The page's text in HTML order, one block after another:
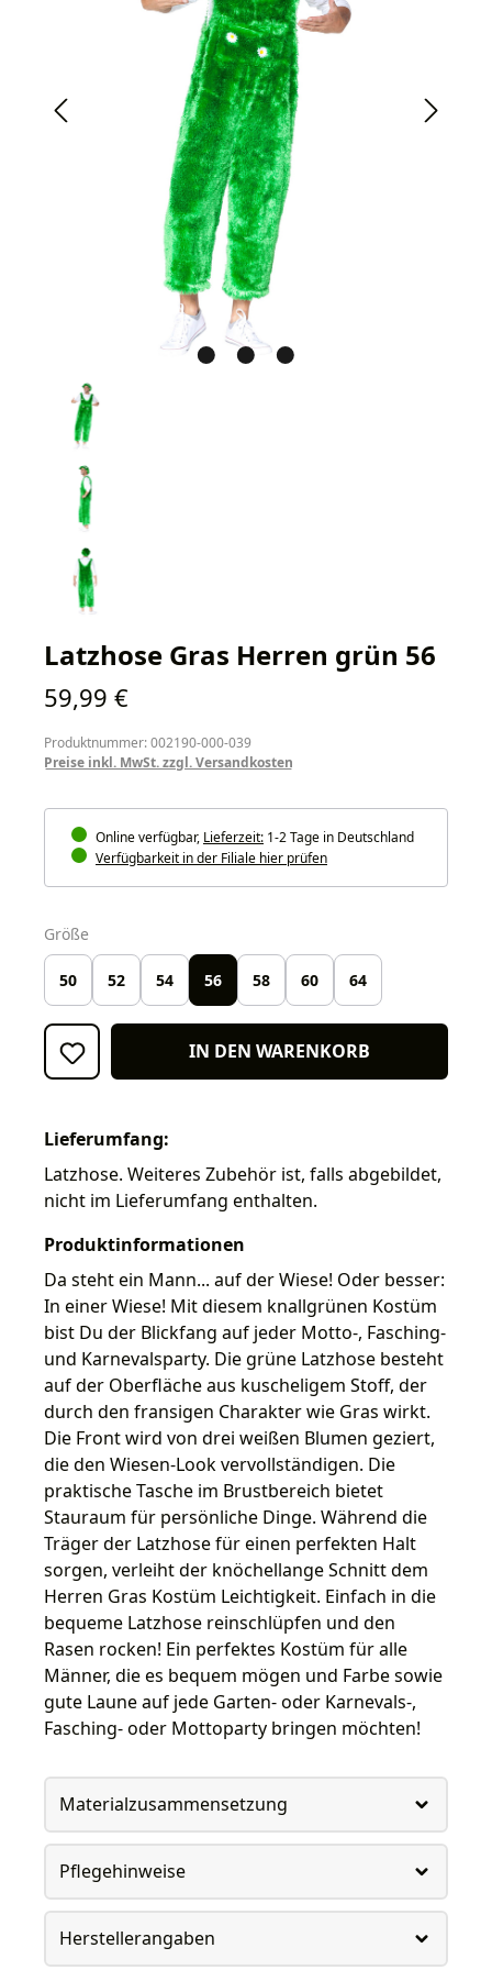
Latzhose Gras Herren grün 56
Regulärer Preis:
59,99 €
Produktnummer: 002190-000-039
Preise inkl. MwSt. zzgl. Versandkosten
Online verfügbar, Lieferzeit: 1-2 Tage in Deutschland
Verfügbarkeit in der Filiale hier prüfen
Größe
50 52 54 56 58 60 64
IN DEN WARENKORB
Lieferumfang:
Latzhose. Weiteres Zubehör ist, falls abgebildet,
nicht im Lieferumfang enthalten.
Produktinformationen
Da steht ein Mann... auf der Wiese! Oder besser:
In einer Wiese! Mit diesem knallgrünen Kostüm
bist Du der Blickfang auf jeder Motto-, Fasching-
und Karnevalsparty. Die grüne Latzhose besteht
auf der Oberfläche aus kuscheligem Stoff, der
durch den fransigen Charakter wie Gras wirkt.
Die Front wird von drei weißen Blumen geziert,
die den Wiesen-Look vervollständigen. Die
praktische Tasche im Brustbereich bietet
Stauraum für persönliche Dinge. Während die
Träger der Latzhose für einen perfekten Halt
sorgen, verleiht der knöchellange Schnitt dem
Herren Gras Kostüm Leichtigkeit. Einfach in die
bequeme Latzhose reinschlüpfen und den
Rasen rocken! Ein perfektes Kostüm für alle
Männer, die es bequem mögen und Farbe sowie
gute Laune auf jede Garten- oder Karnevals-,
Fasching- oder Mottoparty bringen möchten!
Materialzusammensetzung
Pflegehinweise
Herstellerangaben